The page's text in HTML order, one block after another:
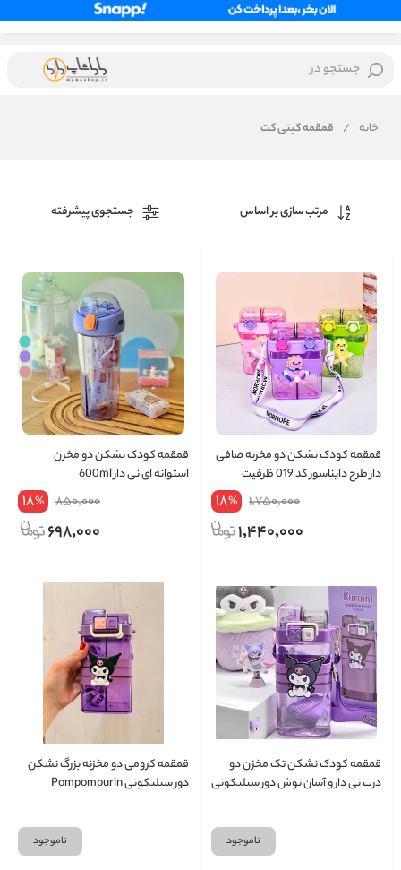
جستجو در
خانه / قمقمه کیتی کت
مرتب سازی بر اساس جستجوی پیشرفته
قمقمه کودک نشکن دو مخزنه صافی
دار طرح دایناسور کد 019 ظرفیت
1,750,000
18%
1,440,000
قمقمه کودک نشکن دو مخزن
استوانه ای نی دار 600ml
850,000
18%
698,000
قمقمه کودک نشکن تک مخزن دو
درب نی دار و آسان نوش دور سیلیکونی
ناموجود
قمقمه کرومی دو مخزنه بزرگ نشکن
دور سیلیکونی Pompompurin
ناموجود